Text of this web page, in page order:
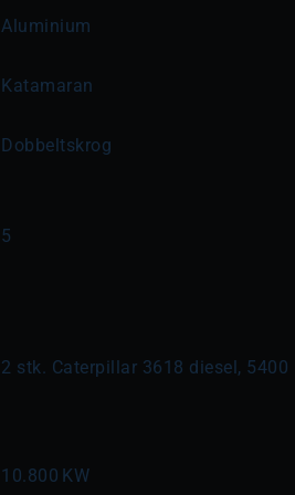
Aluminium
Katamaran
Dobbeltskrog
5
2 stk. Caterpillar 3618 diesel, 5400
10.800 KW